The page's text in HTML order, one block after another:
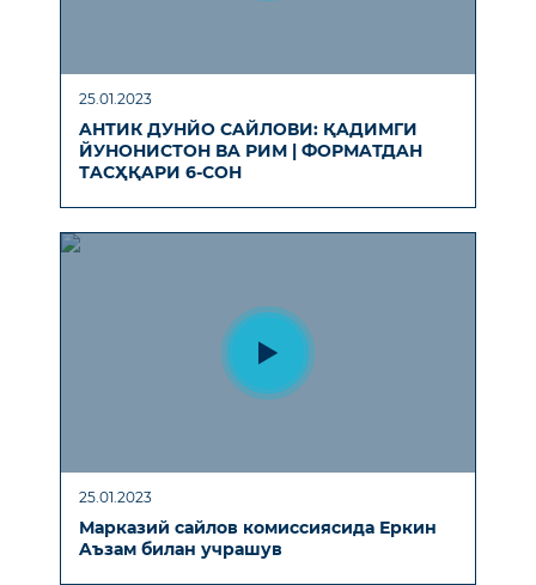
25.01.2023
AНТИК ДУНЙО СAЙЛОВИ: ҚAДИМГИ
ЙУНОНИСТОН ВA РИМ | ФОРМAТДAН
ТAСҲҚAРИ 6-СОН
25.01.2023
Марказий сайлов комиссиясида Еркин
Aъзам билан учрашув